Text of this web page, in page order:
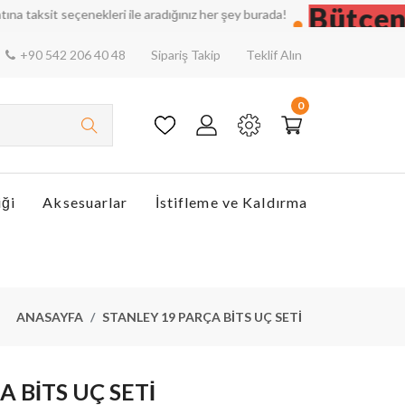
seçenekleri ile aradığınız her şey burada! Bütçenizi
+90 542 206 40 48 Sipariş Takip Teklif Alın
0
Aksesuarlar İstifleme ve Kaldırma
ANASAYFA STANLEY 19 PARÇA BİTS UÇ SETİ
BİTS UÇ SETİ